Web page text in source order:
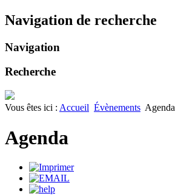
Navigation de recherche
Navigation
Recherche
Vous êtes ici : Accueil Évènements Agenda
Agenda